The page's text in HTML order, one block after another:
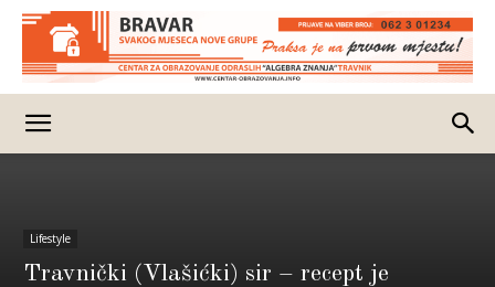
Lifestyle
Travnički (Vlašićki) sir – recept je